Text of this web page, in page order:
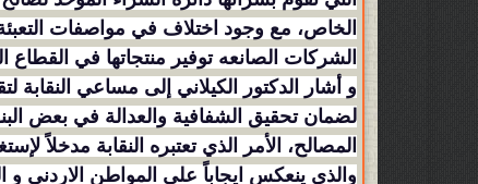
الخاص، مع وجود اختلاف في مواصفات التعبئة
الشركات الصانعه توفير منتجاتها في
و أشار الدكتور الكيلاني إلى مساعي
لضمان تحقيق الشفافية والعدالة في بعض
المصالح، الأمر الذي تعتبره النقابة مدخلاً
والذي ينعكس ايجاباً على المواطن الاردني و